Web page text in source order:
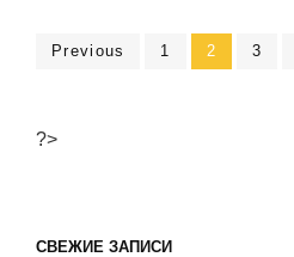
В
РЕТРО-
Навигация
записям
Previous Page
1 Page
2 Page
3
?>
СВЕЖИЕ ЗАПИСИ